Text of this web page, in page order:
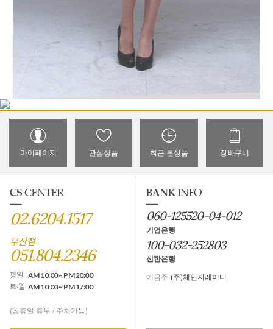
마이페이지 관심상품 최근 본상품 장바구니
02.6204.1517
부산점
051.804.2346
평일 AM 10:00 ~ PM 20:00
토·일 AM 10:00 ~ PM 17:00
(공휴일 휴무 / 주차가능)
060-125520-04-012
기업은행
100-032-252803
신한은행
예금주 (주)체인지레이디